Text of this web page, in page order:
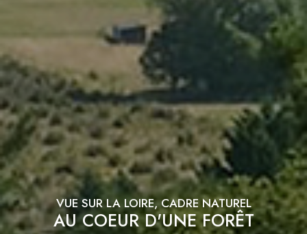
VUE SUR LA LOIRE, CADRE NATUREL
AU COEUR D'UNE FORÊT